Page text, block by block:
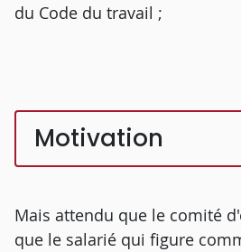
du Code du travail ;
Motivation
Mais attendu que le comité
que le salarié qui figure